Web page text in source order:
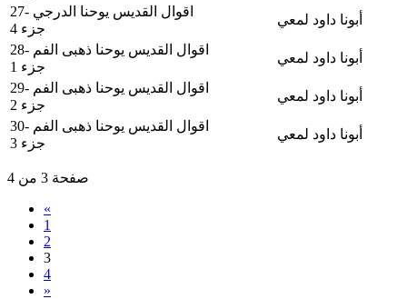
27- اقوال القديس يوحنا الدرجي
جزء 4
أبونا داود لمعي
28- اقوال القديس يوحنا ذهبى الفم
جزء 1
أبونا داود لمعي
29- اقوال القديس يوحنا ذهبى الفم
جزء 2
أبونا داود لمعي
30- اقوال القديس يوحنا ذهبى الفم
جزء 3
أبونا داود لمعي
صفحة 3 من 4
«
1
2
3
4
»